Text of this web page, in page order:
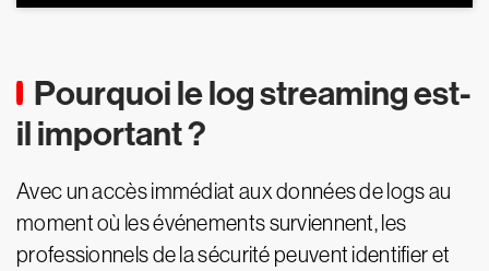
Pourquoi le log streaming est-
il important ?
Avec un accès immédiat aux données de logs au
moment où les événements surviennent, les
professionnels de la sécurité peuvent identifier et